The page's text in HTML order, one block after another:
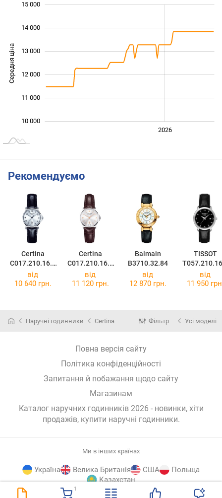
1
Середня ціна
10 000
11 000
12 000
13 000
14 000
15 000
2026
Рекомендуємо
Certina
C017.210.16.0
32.00
Certina
C017.210.16.0
37.01
Balmain
B3710.32.84
TISSOT
57.00
від
10 640 грн.
від
11 120 грн.
від
12 870 грн.
від
11 950
Наручні годинники Certina Фільтр Усі моделі
Повна версія сайту
Політика конфіденційності
Запитання й побажання щодо сайту
Магазинам
Каталог наручних годинників 2026 - новинки, хіти
продажів, купити наручні годинники.
Ми в інших країнах
Україна Велика Британія США
Польща
Казахстан